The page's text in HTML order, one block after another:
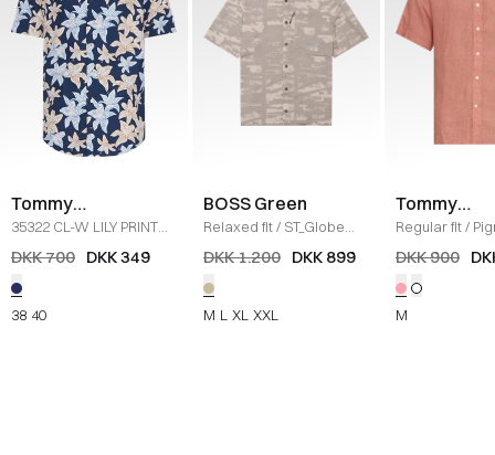
Tommy
Hilfiger
35322 CL-W LILY PRINT
RF SHIRT
BLÅ
DKK 700 DKK 349
38 40
BOSS Green
Relaxed fit/ ST_Globe
Print Skjorte
KHAKI
DKK 1.200 DKK 899
M L XL XXL
Tommy
Hilfiger
Regular fit/
Dyed Linen
DKK 900
M